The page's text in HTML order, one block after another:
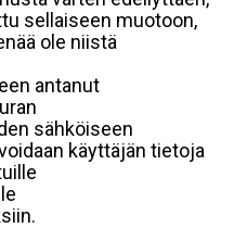
sellaiseen muotoon,
ole niistä
antanut
sähköiseen
käyttäjän tietoja